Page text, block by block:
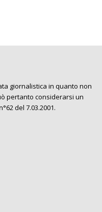
giornalistica in quanto non
pertanto considerarsi un
del 7.03.2001.